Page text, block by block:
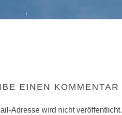
EINEN KOMMENTAR
Adresse wird nicht veröffentlicht.